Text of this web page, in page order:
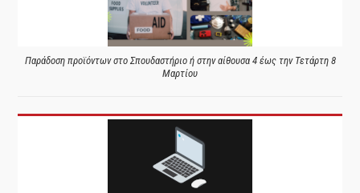
Παράδοση προϊόντων στο Σπουδαστήριο ή στην αίθουσα 4 έως την Τετάρτη 8
Μαρτίου